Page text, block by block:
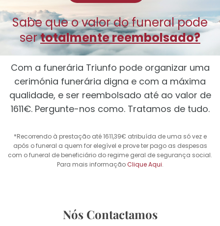
Sabe que o valor do funeral pode
sertotalmente reembolsado?
Com a funerária Triunfo pode organizar uma
cerimónia funerária digna e com a máxima
qualidade, e ser reembolsado até ao valor de
1611€. Pergunte-nos como. Tratamos de tudo.
*Recorrendo à prestação até 1611,39€ atribuída de uma só vez e
após o funeral a quem for elegível e prove ter pago as despesas
com o funeral de beneficiário do regime geral de segurança social.
Para mais informaçãoClique Aqui.
Nós Contactamos